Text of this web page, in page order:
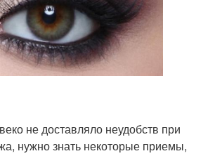
не доставляло неудобств при
нужно знать некоторые приемы,